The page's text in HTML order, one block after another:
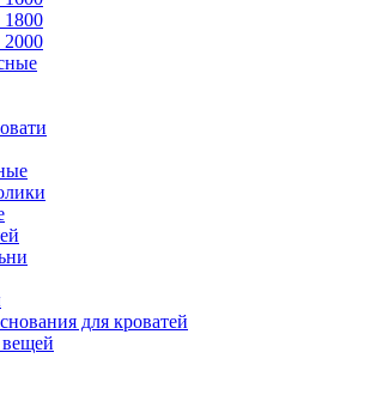
для кроватей